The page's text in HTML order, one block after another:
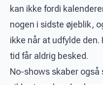
kan ikke fordi
nogen i sidste øjeblik,
ikke når at udfylde den.
tid får aldrig besked.
No-shows skaber også